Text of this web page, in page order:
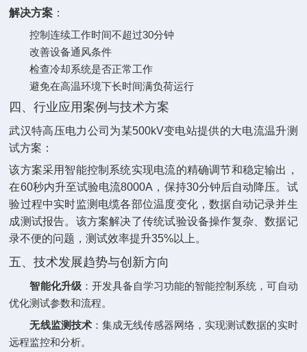
解决方案 ‌：
控制连续工作时间不超过30分钟
改善设备通风条件
检查冷却系统是否正常工作
避免在高温环境下长时间满负荷运行
四、行业应用案例与技术方案
武汉特高压电力公司为某500kV变电站提供的大电流温升测
试方案：
该方案采用智能控制系统实现电流的精确调节和稳定输出，
在60秒内升至试验电流8000A，保持30分钟后自动降压。试
验过程中实时监测电缆各部位温度变化，数据自动记录并生
成测试报告。该方案解决了传统试验设备操作复杂、数据记
录不便的问题，测试效率提升35%以上。
五、技术发展趋势与创新方向
智能化升级‌：开发具备自学习功能的智能控制系统，可自动
优化测试参数和流程。
无线监测技术‌：集成无线传感器网络，实现测试数据的实时
远程监控和分析。